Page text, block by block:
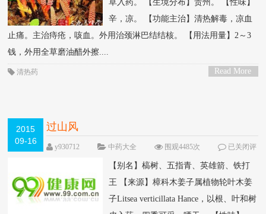
草入药。 【生境分布】贵州。 【性味】
辛，凉。 【功能主治】清热解毒，凉血
止痛。主治痔疮，咳血。外用治颈淋巴结结核。 【用法用量】2～3
钱，外用全草磨油醋外擦....
Read More
清热药
2015
09-16
过山风
y930712 中药大全 围观4485次
已关闭评
【别名】槁树、五指青、英雄箭、铁打
王 【来源】樟科木姜子属植物轮叶木姜
子Litsea verticillata Hance，以根、叶和树